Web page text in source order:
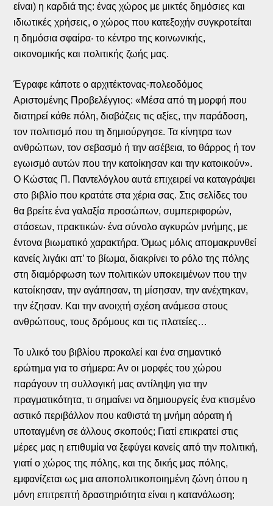
είναι) η καρδιά της: ένας χώρος με μικτές δημόσιες και
ιδιωτικές χρήσεις, ο χώρος που κατεξοχήν συγκροτείται
η δημόσια σφαίρα· το κέντρο της κοινωνικής,
οικονομικής και πολιτικής ζωής μας.
Έγραφε κάποτε ο αρχιτέκτονας-πολεοδόμος
Αριστομένης Προβελέγγιος: «Μέσα από τη μορφή που
διατηρεί κάθε πόλη, διαβάζεις τις αξίες, την παράδοση,
τον πολιτισμό που τη δημιούργησε. Τα κίνητρα των
ανθρώπων, τον σεβασμό ή την ασέβεια, το θάρρος ή τον
εγωισμό αυτών που την κατοίκησαν και την κατοικούν».
Ο Κώστας Π. Παντελόγλου αυτά επιχειρεί να καταγράψει
στο βιβλίο που κρατάτε στα χέρια σας. Στις σελίδες του
θα βρείτε ένα γαλαξία προσώπων, συμπεριφορών,
στάσεων, πρακτικών· ένα σύνολο αγκυρών μνήμης, με
έντονα βιωματικό χαρακτήρα. Όμως μόλις απομακρυνθεί
κανείς λιγάκι απ’ το βίωμα, διακρίνει το ρόλο της πόλης
στη διαμόρφωση των πολιτικών υποκειμένων που την
κατοίκησαν, την αγάπησαν, τη μίσησαν, την ανέχτηκαν,
την έζησαν. Και την ανοιχτή σχέση ανάμεσα στους
ανθρώπους, τους δρόμους και τις πλατείες…
Το υλικό του βιβλίου προκαλεί και ένα σημαντικό
ερώτημα για το σήμερα: Αν οι μορφές του χώρου
παράγουν τη συλλογική μας αντίληψη για την
πραγματικότητα, τι σημαίνει να δημιουργείς ένα κτισμένο
αστικό περιβάλλον που καθιστά τη μνήμη αόρατη ή
υποταγμένη σε άλλους σκοπούς; Γιατί επικρατεί στις
μέρες μας η επιθυμία να ξεφύγει κανείς από την πολιτική,
γιατί ο χώρος της πόλης, και της δικής μας πόλης,
εμφανίζεται ως μια αποπολιτικοποιημένη ζώνη όπου η
μόνη επιτρεπτή δραστηριότητα είναι η κατανάλωση;